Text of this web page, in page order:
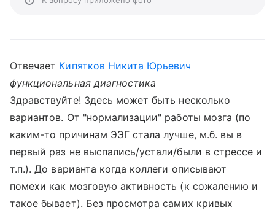
Отвечает Кипятков Никита Юрьевич
функциональная диагностика
Здравствуйте! Здесь может быть несколько
вариантов. От "нормализации" работы мозга (по
каким-то причинам ЭЭГ стала лучше, м.б. вы в
первый раз не выспались/устали/были в стрессе и
т.п.). До варианта когда коллеги описывают
помехи как мозговую активность (к сожалению и
такое бывает). Без просмотра самих кривых